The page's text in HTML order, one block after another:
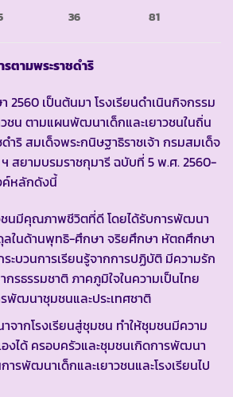
36 81
รตามพระราชดำริ
เป็นต้นมา โรงเรียนดำเนินกิจกรรม
ชน ตามแผนพัฒนาเด็กและเยาวชนในถิ่น
ำริ สมเด็จพระกนิษฐาธิราชเจ้า กรมสมเด็จ
สยามบรมราชกุมารี ฉบับที่ 5 พ.ศ. 2560-
ค์หลักดังนี้
วชนมีคุณภาพชีวิตที่ดี โดยได้รับการพัฒนา
ในด้านพุทธิ-ศึกษา จริยศึกษา หัตถศึกษา
ะบวนการเรียนรู้จากการปฏิบัติ มีความรัก
รธรรมชาติ ภาคภูมิใจในความเป็นไทย
พัฒนาชุมชนและประเทศชาติ
ากโรงเรียนสู่ชุมชน ทำให้ชุมชนมีความ
งได้ ครอบครัวและชุมชนเกิดการพัฒนา
รพัฒนาเด็กและเยาวชนและโรงเรียนไป